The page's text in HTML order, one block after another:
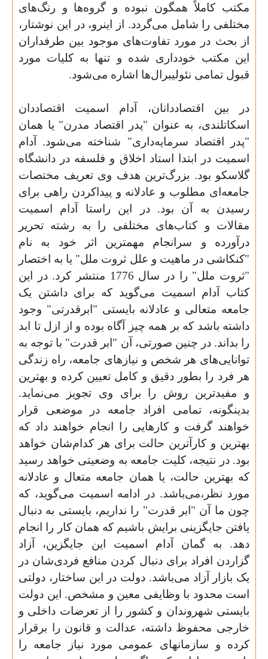
مکتب کاملاً همگون نبوده و گروه‌ها و رنگ‌های
مختلفی را شامل می‌گردد. از اینرو، در این نوشتار،
از بحث در مورد تفاوت‌های موجود بین طرفداران
این مکتب خودداری شده و تنها به کلیات مورد
قبول تمامی نئولیبرال‌ها اشاره می‌شود.
در بین اقتصاددانان، آدام اسمیت اقتصاددان
اسکاتلندی، به عنوان "پدر اقتصاد مدرن" یا همان
"پدر اقتصاد سرمایه‌داری" شناخته می‌شود. آدام
اسمیت در ابتدا استاد اخلاق و فلسفه در دانشگاه
گلاسکو بود. بزرگ‌ترین هدف وی تعریف مختصات
جامعه‌ای مطلوب و عادلانه و پیداکردن راهی برای
رسیدن به آن بود. در این راستا آدام اسمیت
مقالات و کتاب‌های مختلفی را به رشته تحریر
درآورده و سرانجام مهمترین اثر خود به نام
"کنکاشی در ماهیت و علل ثروت ملل" یا به اختصار
"ثروت ملل" را در سال 1776 منتشر کرد. در این
کتاب آدام اسمیت می‌گوید که برای داشتن یک
جامعه متعالی و عادلانه بایستی "ابرقدرتی" وجود
داشته باشد که بر همه چیز آگاه بوده و از ازل تا ابد
را بداند. در چنین صورتی، آن "ابر قدرت" با توجه به
توانایی‌های هر شخص و نیازهای جامعه، راه زندگی
هر فرد را بطور دقیق و کامل تعیین کرده و بهترین
و مفیدترین روش را برای وی تجویز می‌نماید.
بدینگونه، تمامی افراد جامعه در موضعی قرار
خواهند گرفت و کارهایی را انجام خواهند داد که
بهترین و کارآترین حالت برای هر کدام‌شان خواهد
بود. در نتیجه، کلیت جامعه به وضعیتی خواهد رسید
که بهترین حالت، یا همان جامعه متعال و عادلانه
مورد نظر،می‌باشد. در ادامه اسمیت می‌گوید، که
چون ما آن "ابر قدرت" را نداریم، بایستی به دنبال
یافتن جایگزینی برایش باشیم که همان کار را انجام
دهد. به گمان آدام اسمیت این جایگزین، آزاد
گزاردن افراد برای دنبال کردن منافع فردی‌شان در
یک بازار آزاد می‌باشد. دولت در این ساختار، دولتی
است محدود با وظایفی معین و مشخص. این دولت
بایستی شهروندان و کشور را از تعرضات داخلی و
خارجی محفوظ داشته، عدالت و قانون را برقرار
کرده و سازمانهای عمومی مورد نیاز جامعه را